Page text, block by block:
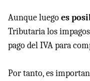
Aunque luegoes
Tributaria los
pago del IVA para
Por tanto, es